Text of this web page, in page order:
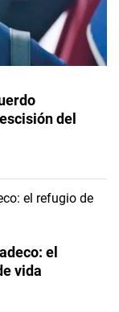
del
el
vida